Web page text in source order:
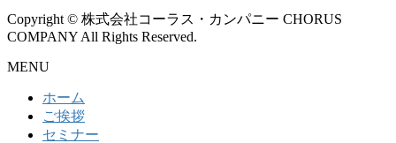
Copyright © 株式会社コーラス・カンパニー CHORUS
COMPANY All Rights Reserved.
MENU
ホーム
ご挨拶
セミナー